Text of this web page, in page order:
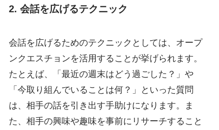
2. 会話を広げるテクニック
会話を広げるためのテクニックとしては、オープ
ンクエスチョンを活用することが挙げられます。
たとえば、「最近の週末はどう過ごした？」や
「今取り組んでいることは何？」といった質問
は、相手の話を引き出す手助けになります。ま
た、相手の興味や趣味を事前にリサーチすること